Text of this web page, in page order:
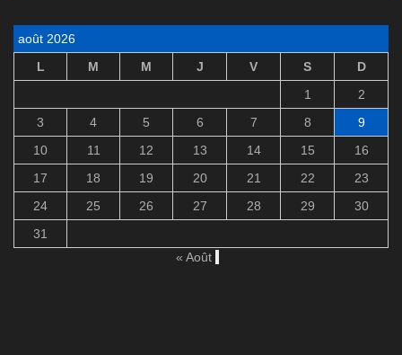
août 2026
L
M M J V S
D
1
2
3
4 5 6 7 8
9
10
11 12 13 14 15
16
17
18 19 20 21 22
23
24
25 26 27 28 29
30
31
« Août